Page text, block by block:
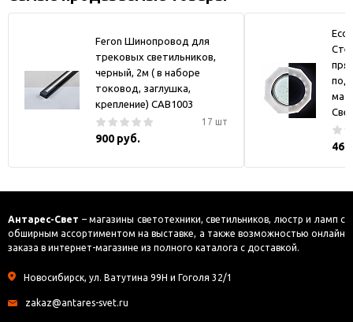
Feron Шинопровод для
трековых светильников,
черный, 2м ( в наборе
токовод, заглушка,
крепление) CAB1003
17 шт
900 руб.
Антарес-Свет – магазины светотехники, светильников, люстр и ламп с
обширным ассортиментом на выставке, а также возможностью онлайн
заказа в интернет-магазине из полного каталога с доставкой.
Новосибирск, ул. Ватутина 99Н и Гоголя 32/1
zakaz@antares-svet.ru